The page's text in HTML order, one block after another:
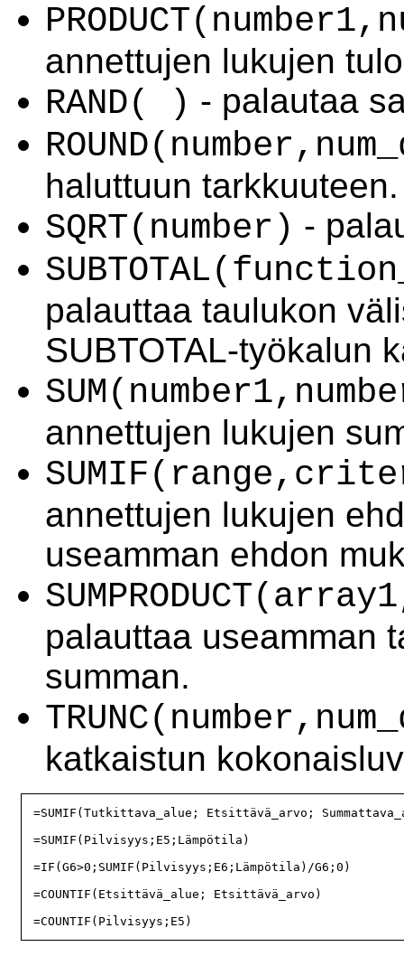
annettujen lukujen
RAND( ) - palautaa
haluttuun tarkkuuteen.
SQRT(number) -
palauttaa taulukon
SUBTOTAL-työkalun
annettujen lukujen
annettujen lukujen
useamman ehdon
palauttaa useamman
summan.
katkaistun
=SUMIF(Tutkittava_alue; Etsittävä_arvo;
=SUMIF(Pilvisyys;E5;Lämpötila)
=IF(G6>0;SUMIF(Pilvisyys;E6;Lämpötila)/G6;0)
=COUNTIF(Etsittävä_alue; Etsittävä_arvo)